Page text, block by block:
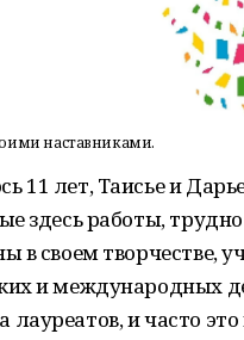
наставниками.
11 лет, Таисье и
здесь работы,
в своем творчестве,
и международных
и часто